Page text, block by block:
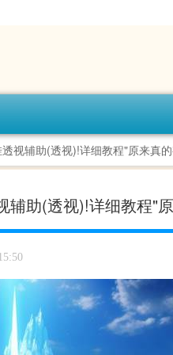
视辅助(透视)!详细教程"原来真
辅助(透视)!详细教程"